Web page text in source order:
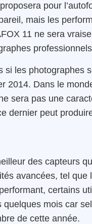
pour
mais les
11 ne sera
les photographes
2014. Dans le
sera pas une
dernier peut
des capteurs
avancées, tel
certains
mois car
de cette année.